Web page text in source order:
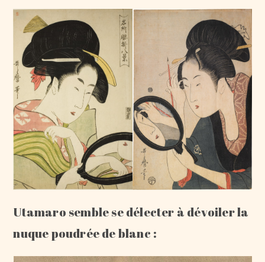
Utamaro semble se délecter à dévoiler la
nuque poudrée de blanc :